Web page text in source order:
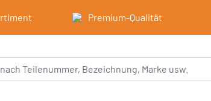
Premium-Qualität